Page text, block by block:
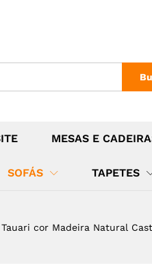
MESAS E
SOFÁS TAPETES
cor Madeira Natural